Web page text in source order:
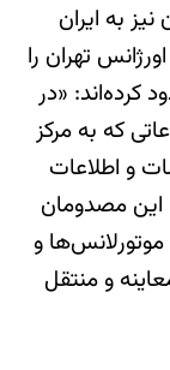
به ایران
تهران را
کرده‌اند: «در
که به مرکز
و اطلاعات
مصدومان
و
و منتقل